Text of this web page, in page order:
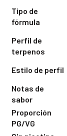
Tipo de
fórmula
Perfil de
terpenos
Estilo de perfil
Notas de
sabor
Proporción
PG/VG